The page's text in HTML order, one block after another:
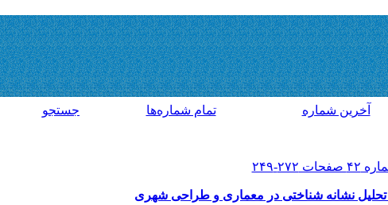
آخرين شماره تمام شماره‌ها جستجو
تحلیل نشانه شناختی در معماری و طراحی شهری